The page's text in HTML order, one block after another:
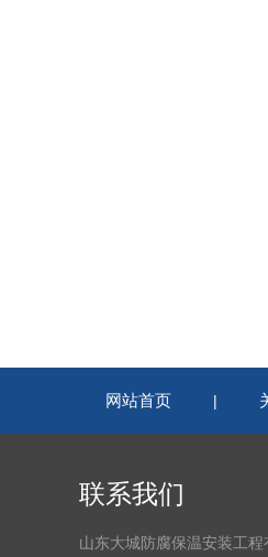
网站首页 |
联系我们
山东大城防腐保温安装工程